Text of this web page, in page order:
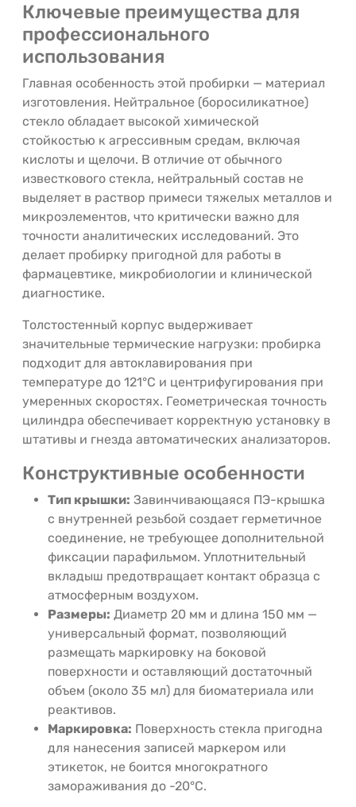
Ключевые преимущества для
профессионального
использования
Главная особенность этой пробирки — материал
изготовления. Нейтральное (боросиликатное)
стекло обладает высокой химической
стойкостью к агрессивным средам, включая
кислоты и щелочи. В отличие от обычного
известкового стекла, нейтральный состав не
выделяет в раствор примеси тяжелых металлов и
микроэлементов, что критически важно для
точности аналитических исследований. Это
делает пробирку пригодной для работы в
фармацевтике, микробиологии и клинической
диагностике.
Толстостенный корпус выдерживает
значительные термические нагрузки: пробирка
подходит для автоклавирования при
температуре до 121°C и центрифугирования при
умеренных скоростях. Геометрическая точность
цилиндра обеспечивает корректную установку в
штативы и гнезда автоматических анализаторов.
Конструктивные особенности
Тип крышки: Завинчивающаяся ПЭ-крышка
с внутренней резьбой создает герметичное
соединение, не требующее дополнительной
фиксации парафильмом. Уплотнительный
вкладыш предотвращает контакт образца с
атмосферным воздухом.
Размеры: Диаметр 20 мм и длина 150 мм —
универсальный формат, позволяющий
размещать маркировку на боковой
поверхности и оставляющий достаточный
объем (около 35 мл) для биоматериала или
реактивов.
Маркировка: Поверхность стекла пригодна
для нанесения записей маркером или
этикеток, не боится многократного
замораживания до -20°C.